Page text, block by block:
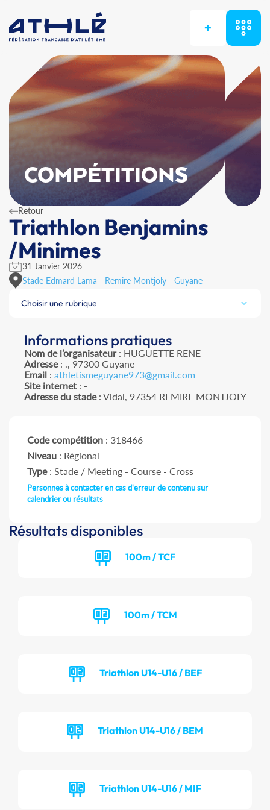
+
COMPÉTITIONS
Retour
Triathlon Benjamins
/Minimes
31 Janvier 2026
Stade Edmard Lama - Remire Montjoly - Guyane
Choisir une rubrique
Informations pratiques
Nom de l’organisateur: HUGUETTE RENE
Adresse: ., 97300 Guyane
Email: athletismeguyane973@gmail.com
Site internet: -
Adresse du stade: Vidal, 97354 REMIRE MONTJOLY
Code compétition : 318466
Niveau : Régional
Type: Stade / Meeting - Course - Cross
Personnes à contacter en cas d'erreur de contenu sur
calendrier ou résultats
Résultats disponibles
100m / TCF
100m / TCM
Triathlon U14-U16 / BEF
Triathlon U14-U16 / BEM
Triathlon U14-U16 / MIF